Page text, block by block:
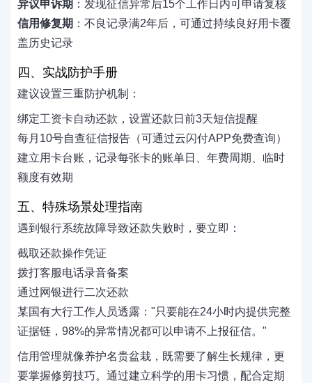
异议申诉期 ：发现征信异常后15个工作日内可申请复核
信用修复期 ：不良记录满2年后，可通过持续良好用卡覆
盖历史记录
四、实战防护手册
建议设置三重防护机制：
绑定工资卡自动还款，设置还款日前3天短信提醒
每月10号自查征信报告（可通过云闪付APP免费查询）
建立用卡台账，记录每张卡的账单日、年费周期、临时
额度有效期
五、特殊场景处理指南
遇到银行系统故障导致还款失败时，要立即：
截取还款操作凭证
拨打客服电话录音备案
通过网银进行二次还款
某国有大行工作人员透露："只要能在24小时内提供完整
证据链，98%的异常情况都可以申请不上报征信。"
信用管理就像养护名贵盆栽，既需要了解生长规律，更
要掌握修剪技巧。通过建立科学的用卡习惯，配合定期